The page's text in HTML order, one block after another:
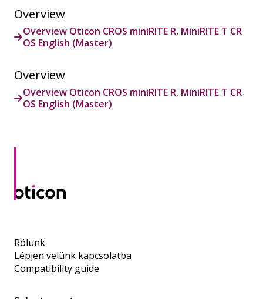
Overview
Overview Oticon CROS miniRITE R, MiniRITE T CR
OS English (Master)
Overview
Overview Oticon CROS miniRITE R, MiniRITE T CR
OS English (Master)
Rólunk
Lépjen velünk kapcsolatba
Compatibility guide